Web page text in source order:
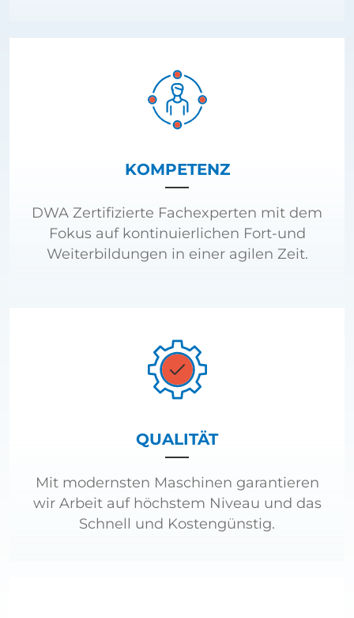
KOMPETENZ
DWA Zertifizierte Fachexperten mit dem
Fokus auf kontinuierlichen Fort-und
Weiterbildungen in einer agilen Zeit.
QUALITÄT
Mit modernsten Maschinen garantieren
wir Arbeit auf höchstem Niveau und das
Schnell und Kostengünstig.